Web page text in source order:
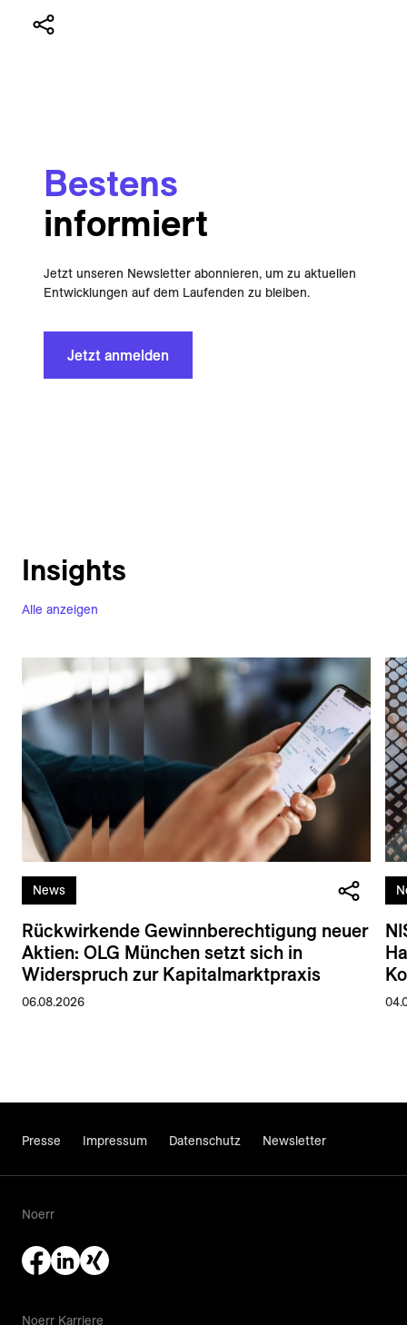
Bestens
informiert
Jetzt unseren Newsletter abonnieren, um zu aktuellen
Entwicklungen auf dem Laufenden zu bleiben.
Jetzt anmelden
Alle anzeigen
Insights
News
Rückwirkende Gewinnberechtigung neuer
Aktien: OLG München setzt sich in
Widerspruch zur Kapitalmarktpraxis
06.08.2026
Presse Impressum Datenschutz Newsletter
Noerr
Noerr Karriere